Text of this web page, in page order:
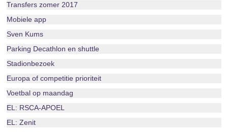
Transfers zomer 2017
Mobiele app
Sven Kums
Parking Decathlon en shuttle
Stadionbezoek
Europa of competitie prioriteit
Voetbal op maandag
EL: RSCA-APOEL
EL: Zenit